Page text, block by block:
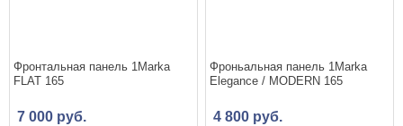
Фронтальная панель 1Marka
FLAT 165
7 000 руб.
Фроньальная панель 1Marka
Elegance / MODERN 165
4 800 руб.